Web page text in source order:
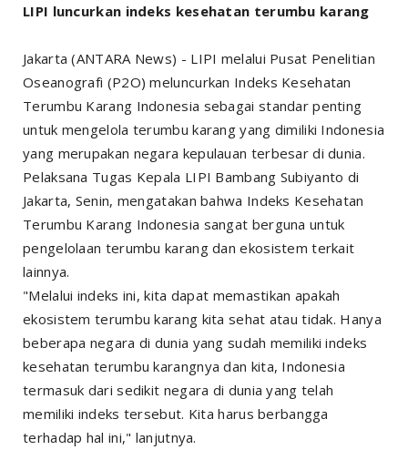
LIPI luncurkan indeks kesehatan terumbu karang
Jakarta (ANTARA News) - LIPI melalui Pusat Penelitian
Oseanografi (P2O) meluncurkan Indeks Kesehatan
Terumbu Karang Indonesia sebagai standar penting
untuk mengelola terumbu karang yang dimiliki Indonesia
yang merupakan negara kepulauan terbesar di dunia.
Pelaksana Tugas Kepala LIPI Bambang Subiyanto di
Jakarta, Senin, mengatakan bahwa Indeks Kesehatan
Terumbu Karang Indonesia sangat berguna untuk
pengelolaan terumbu karang dan ekosistem terkait
lainnya.
"Melalui indeks ini, kita dapat memastikan apakah
ekosistem terumbu karang kita sehat atau tidak. Hanya
beberapa negara di dunia yang sudah memiliki indeks
kesehatan terumbu karangnya dan kita, Indonesia
termasuk dari sedikit negara di dunia yang telah
memiliki indeks tersebut. Kita harus berbangga
terhadap hal ini," lanjutnya.